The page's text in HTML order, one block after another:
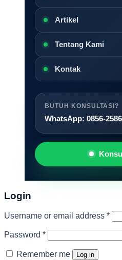
Artikel
Tentang Kami
Kontak
BUTUH KONSULTASI?
WhatsApp: 0856-
Login
Username or email address *
Password *Required
Remember me Log in